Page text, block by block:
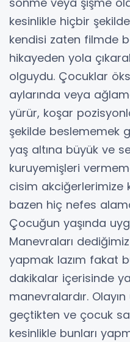
kesinlikle hiçbir
kendisi zaten filmde
hikayeden yola
olguydu. Çocuklar
aylarında veya
yürür, koşar
şekilde beslememek
yaş altına büyük ve
kuruyemişleri
cisim akciğerlerimize
bazen hiç nefes
Çocuğun yaşında
Manevraları
yapmak lazım fakat
dakikalar içerisinde
manevralardır.
geçtikten ve çocuk
kesinlikle bunları